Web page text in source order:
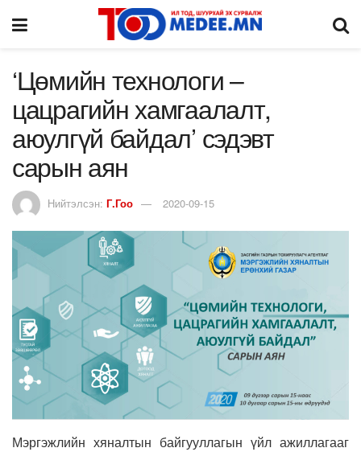
‘Цөмийн технологи –
цацрагийн хамгаалалт,
аюулгүй байдал’ сэдэвт
сарын аян
Нийтэлсэн: Г.Гоо 2020-09-15
Мэргэжлийн хяналтын байгууллагын үйл ажиллагааг